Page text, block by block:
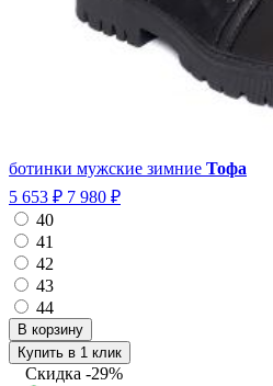
ботинки мужские зимние Тофа
5 653 ₽ 7 980 ₽
40
41
42
43
44
Купить в 1 клик
Скидка -29%